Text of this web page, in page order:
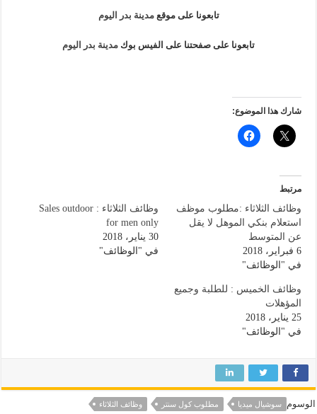
تابعونا على موقع مدينة بدر اليوم
تابعونا على صفحتنا على الفيس بوك مدينة بدر اليوم
شارك هذا الموضوع:
مرتبط
وظائف الثلاثاء :مطلوب موظف
استعلام بنكي الموهل لا يقل
عن المتوسط
6 فبراير، 2018
في "الوظائف"
وظائف الثلاثاء : Sales outdoor
for men only
30 يناير، 2018
في "الوظائف"
وظائف الخميس : للطلبة وجميع
المؤهلات
25 يناير، 2018
في "الوظائف"
الوسوم سوشيال ميديا مطلوب كول سنتر وظائف الثلاثاء